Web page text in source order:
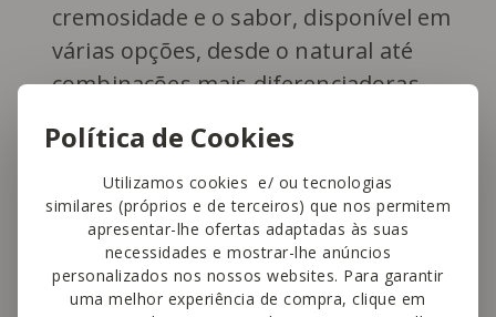
Política de Cookies
Utilizamos cookies e/ ou tecnologias
similares (próprios e de terceiros) que nos permitem
apresentar-lhe ofertas adaptadas às suas
necessidades e mostrar-lhe anúncios
personalizados nos nossos websites. Para garantir
uma melhor experiência de compra, clique em
cremosidade e o sabor, disponível em
várias opções, desde o natural até
combinações mais diferenciadoras